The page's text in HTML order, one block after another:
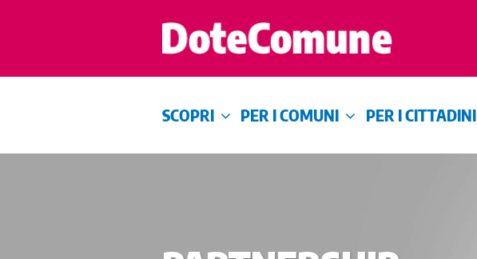
SCOPRI PER I COMUNI PER I CITTADINI